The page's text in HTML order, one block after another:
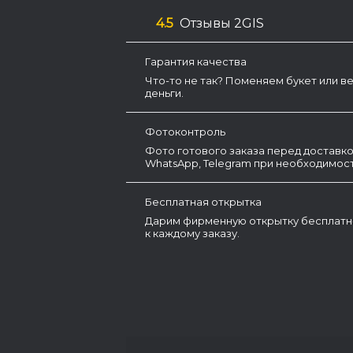
4.5 Отзывы 2GIS
Гарантия качества
Что-то не так? Поменяем букет или
деньги.
Фотоконтроль
Фото готового заказа перед
WhatsApp, Telegram при
Бесплатная открытка
Дарим фирменную открытку
к каждому заказу.